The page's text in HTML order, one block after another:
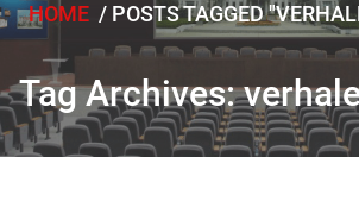
HOME / POSTS TAGGED
Tag Archives: